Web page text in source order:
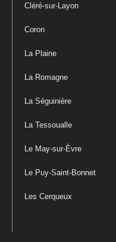
Cléré-sur-Layon
Coron
La Plaine
La Romagne
La Séguinière
La Tessoualle
Le May-sur-Èvre
Le Puy-Saint-Bonnet
Les Cerqueux